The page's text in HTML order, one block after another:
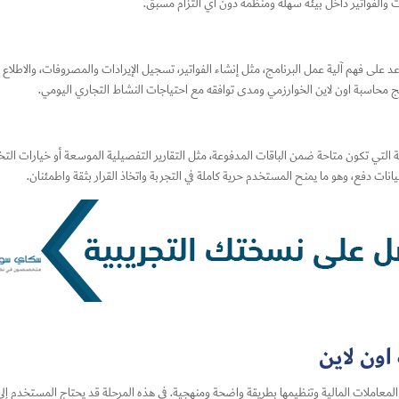
فهم آلية عمل البرنامج، مثل إنشاء الفواتير، تسجيل الإيرادات والمصروفات،
محاسبة اون لاين الخوارزمي ومدى توافقه مع احتياجات النشاط التجاري اليومي.
تكون متاحة ضمن الباقات المدفوعة، مثل التقارير التفصيلية الموسعة أو
دفع، وهو ما يمنح المستخدم حرية كاملة في التجربة واتخاذ القرار بثقة واطمئنان.
لاين
المعاملات المالية وتنظيمها بطريقة واضحة ومنهجية. في هذه المرحلة قد يحتاج